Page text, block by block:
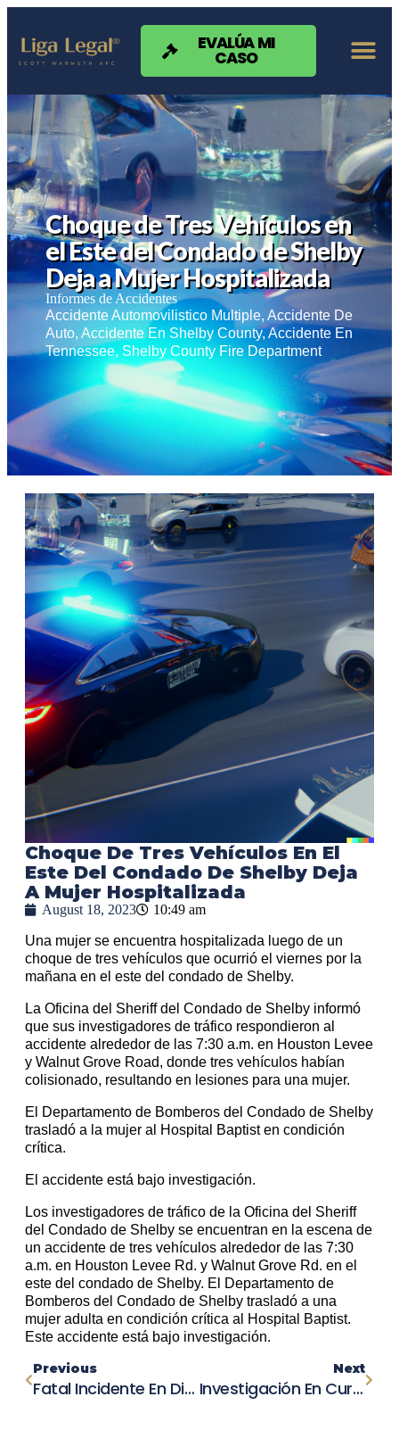
Nota:
sitio
web
sistema
accesibilidad.
EVALÚA MI
CASO
Choque de Tres Vehículos en
el Este del Condado de Shelby
Deja a Mujer Hospitalizada
Informes de Accidentes
Accidente Automovilistico Multiple,Accidente De
Auto,Accidente En Shelby County,Accidente En
Tennessee,Shelby County Fire Department
Choque De Tres Vehículos En El
Este Del Condado De Shelby Deja
A Mujer Hospitalizada
August 18, 2023 10:49 am
Una mujer se encuentra hospitalizada luego de un
choque de tres vehículos que ocurrió el viernes por la
mañana en el este del condado de Shelby.
La Oficina del Sheriff del Condado de Shelby informó
que sus investigadores de tráfico respondieron al
accidente alrededor de las 7:30 a.m. en Houston Levee
y Walnut Grove Road, donde tres vehículos habían
colisionado, resultando en lesiones para una mujer.
El Departamento de Bomberos del Condado de Shelby
trasladó a la mujer al Hospital Baptist en condición
crítica.
El accidente está bajo investigación.
Los investigadores de tráfico de la Oficina del Sheriff
del Condado de Shelby se encuentran en la escena de
un accidente de tres vehículos alrededor de las 7:30
a.m. en Houston Levee Rd. y Walnut Grove Rd. en el
este del condado de Shelby. El Departamento de
Bomberos del Condado de Shelby trasladó a una
mujer adulta en condición crítica al Hospital Baptist.
Este accidente está bajo investigación.
Previous
Fatal Incidente En Dispensario De Marihuana: Sospechoso Muerto En Enfrentamiento Con Oficiales
Next
Investigación En Curso: Mujer En Estado Crítico Tras Colisión En El Este Del Condado De Shelby